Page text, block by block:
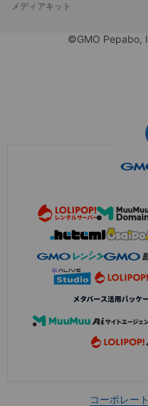
メディアキット
©GMO Pepabo,
コーポレー